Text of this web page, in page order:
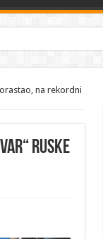
na rekordni
ruske